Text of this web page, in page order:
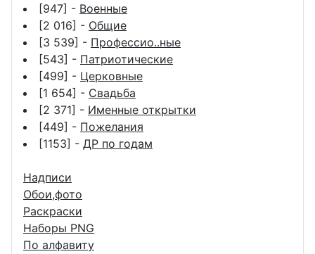
[947] - Военные
[2 016] - Общие
[3 539] - Профессио..ные
[543] - Патриотические
[499] - Церковные
[1 654] - Свадьба
[2 371] - Именные открытки
[449] - Пожелания
[1153] - ДР по годам
Надписи
Обои,фото
Раскраски
Наборы PNG
По алфавиту